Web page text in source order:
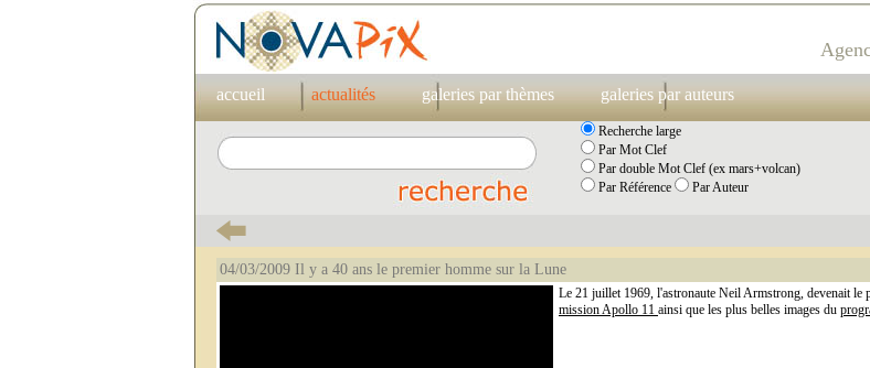
accueil actualités galeries par thèmes galeries par auteurs
Recherche large
Par Mot Clef
Par double Mot Clef (ex mars+volcan)
Par Référence
Par Auteur
04/03/2009 Il y a 40 ans le premier homme sur la Lune
Le 21 juillet 1969, l'astronaute Neil Armstrong, devenait le
mission Apollo 11 ainsi que les plus belles images du